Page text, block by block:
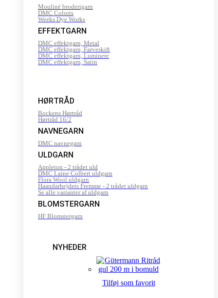
Mouliné broderigarn
DMC Coloris
Weeks Dye Works
EFFEKTGARN
DMC effektgarn, Metal
DMC effektgarn, Farveskift
DMC effektgarn, Luminere
DMC effektgarn, Satin
HØRTRÅD
Bockens Hørtråd
Hørtråd 16/2
NAVNEGARN
DMC navnegarn
ULDGARN
Appleton - 2 trådet uld
DMC Laine Colbert uldgarn
Flora Wool uldgarn
Haandarbejdets Fremme - 2 trådet uldgarn
Se alle varianter af uldgarn
BLOMSTERGARN
HF Blomstergarn
NYHEDER
Tilføj som favorit